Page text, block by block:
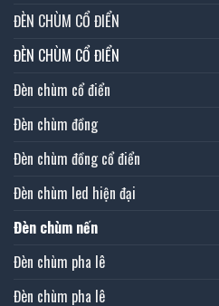
ĐÈN CHÙM CỔ ĐIỂN
ĐÈN CHÙM CỔ ĐIỂN
Đèn chùm cổ điển
Đèn chùm đồng
Đèn chùm đồng cổ điển
Đèn chùm led hiện đại
Đèn chùm nến
Đèn chùm pha lê
Đèn chùm pha lê